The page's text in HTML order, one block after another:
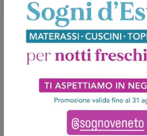
Potrebbero piacerti